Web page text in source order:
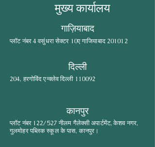
मुख्य कार्यालय
गाज़ियाबाद
प्लॉट नंबर 4 वसुंधरा सेक्टर 10ए गाजियाबाद 201012
दिल्ली
204, हरगोविंद एन्क्लेव दिल्ली 110092
कानपुर
प्लॉट नंबर 122/527 नीलम गैलेक्सी अपार्टमेंट, केशव नगर,
गुलमोहर पब्लिक स्कूल के पास, कानपुर।